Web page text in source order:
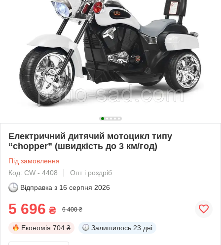
Електричний дитячий мотоцикл типу
“chopper” (швидкість до 3 км/год)
Під замовлення
Код: CW - 4408
Опт і роздріб
Відправка з 16 серпня 2026
5 696 ₴ 6 400 ₴
Економія 704 ₴ Залишилось 23 дні